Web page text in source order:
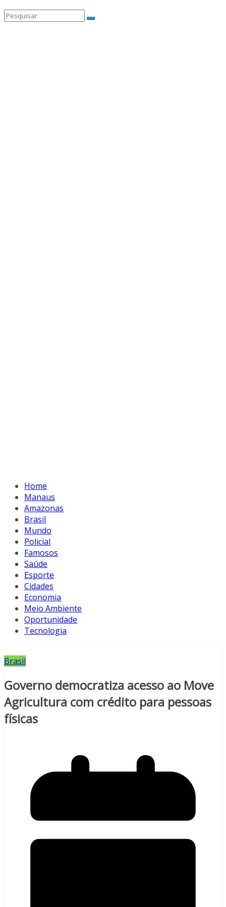
Home
Manaus
Amazonas
Brasil
Mundo
Policial
Famosos
Saúde
Esporte
Cidades
Economia
Meio Ambiente
Oportunidade
Tecnologia
Brasil
Governo democratiza acesso ao Move
Agricultura com crédito para pessoas
físicas